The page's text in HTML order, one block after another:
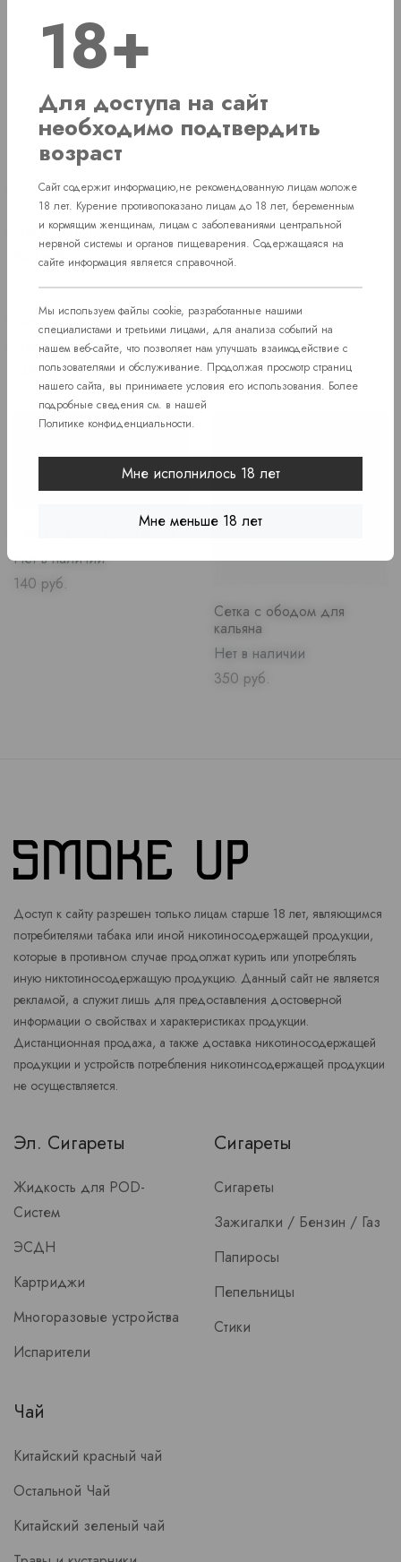
Сетка Blade (защитный
экран)
Нет в наличии
Price
530 руб.
Сетка NEW (Белый)
В наличии
Сетка NEW (Бордовый)
Нет в наличии
Price
140 руб.
Сетка NEW (Золотой)
В наличии
Price
140 руб.
Сетка NEW (Оранжевый)
Нет в наличии
Price
140 руб.
Сетка с ободом для
кальяна
Нет в наличии
Price
350 руб.
18+
Для доступа на сайт
необходимо подтвердить
возраст
Сайт содержит информацию,не рекомендованную лицам моложе
18 лет. Курение противопоказано лицам до 18 лет, беременным
и кормящим женщинам, лицам с заболеваниями центральной
нервной системы и органов пищеварения. Содержащаяся на
сайте информация является справочной.
Мы используем файлы cookie, разработанные нашими
специалистами и третьими лицами, для анализа событий на
нашем веб-сайте, что позволяет нам улучшать взаимодействие с
пользователями и обслуживание. Продолжая просмотр страниц
нашего сайта, вы принимаете условия его использования. Более
подробные сведения см. в нашей
Политике конфиденциальности.
Мне исполнилось 18 лет
Мне меньше 18 лет
Доступ к сайту разрешен только лицам старше 18 лет, являющимся
потребителями табака или иной никотиносодержащей продукции,
которые в противном случае продолжат курить или употреблять
иную никтотиносодержащую продукцию. Данный сайт не является
рекламой, а служит лишь для предоставления достоверной
информации о свойствах и характеристиках продукции.
Дистанционная продажа, а также доставка никотиносодержащей
продукции и устройств потребления никотинсодержащей продукции
не осуществляется.
Эл. Сигареты
Жидкость для POD-
Систем
ЭСДН
Картриджи
Многоразовые устройства
Испарители
Сигареты
Сигареты
Зажигалки / Бензин / Газ
Папиросы
Пепельницы
Стики
Чай
Китайский красный чай
Остальной Чай
Китайский зеленый чай